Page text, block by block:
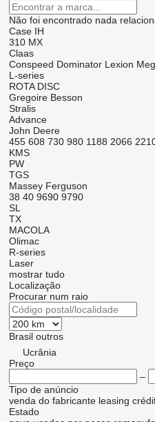
Não foi encontrado nada
Case IH
310 MX
Claas
Conspeed Dominator Lexion
L-series
ROTA DISC
Gregoire Besson
Stralis
Advance
John Deere
455 608 730 980 1188 2066
KMS
PW
TGS
Massey Ferguson
38 40 9690 9790
SL
TX
MACOLA
Olimac
R-series
Laser
mostrar tudo
Localização
Procurar num raio
Brasil outros
Ucrânia
Preço
–
Tipo de anúncio
venda do fabricante leasing
Estado